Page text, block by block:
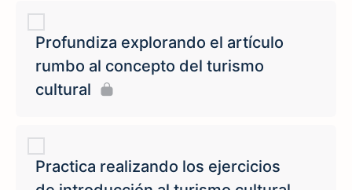
Profundiza explorando el artículo
rumbo al concepto del turismo
cultural
Practica realizando los ejercicios